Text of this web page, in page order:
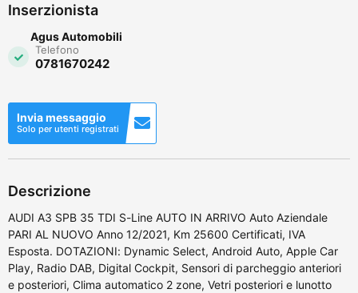
Inserzionista
Agus Automobili
Telefono
0781670242
Invia messaggio
Solo per utenti registrati
Descrizione
AUDI A3 SPB 35 TDI S-Line AUTO IN ARRIVO Auto Aziendale
PARI AL NUOVO Anno 12/2021, Km 25600 Certificati, IVA
Esposta. DOTAZIONI: Dynamic Select, Android Auto, Apple Car
Play, Radio DAB, Digital Cockpit, Sensori di parcheggio anteriori
e posteriori, Clima automatico 2 zone, Vetri posteriori e lunotto